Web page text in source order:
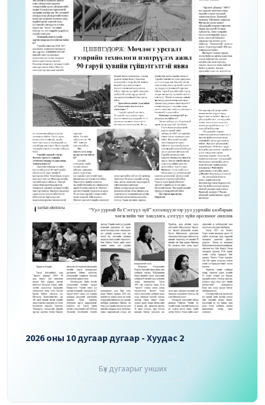
2026 оны 10 дугаар дугаар - Хуудас 3
Бүх дугаарыг унших